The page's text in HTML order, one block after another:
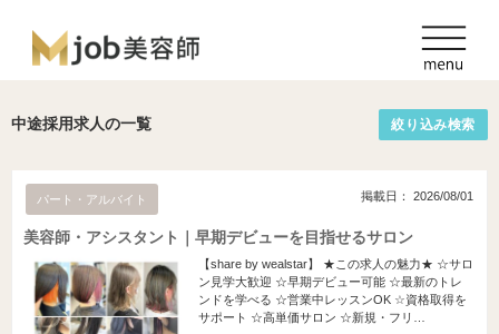
中途採用求人の一覧 絞り込み検索
パート・アルバイト 掲載日： 2026/08/01
美容師・アシスタント｜早期デビューを目指せるサロン
【share by wealstar】 ★この求人の魅力★ ☆サロ
ン見学大歓迎 ☆早期デビュー可能 ☆最新のトレ
ンドを学べる ☆営業中レッスンOK ☆資格取得を
サポート ☆高単価サロン ☆新規・フリ…